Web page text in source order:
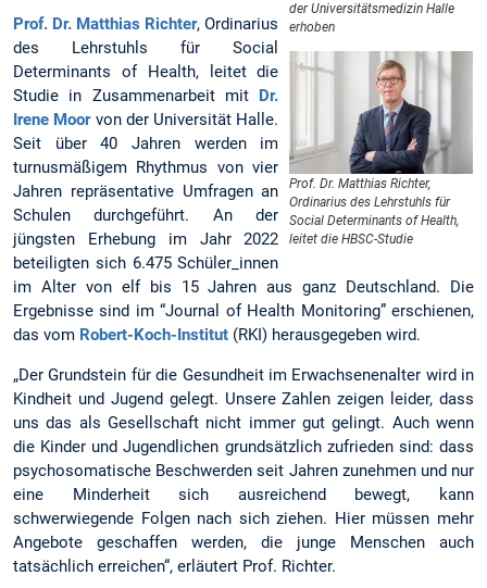
der Universitätsmedizin Halle
erhoben
Prof. Dr. Matthias Richter,
Ordinarius des Lehrstuhls für
Social Determinants of Health,
leitet die HBSC-Studie
Prof. Dr. Matthias Richter, Ordinarius
des Lehrstuhls für Social
Determinants of Health, leitet die
Studie in Zusammenarbeit mit Dr.
Irene Moorvon der Universität Halle.
Seit über 40 Jahren werden im
turnusmäßigem Rhythmus von vier
Jahren repräsentative Umfragen an
Schulen durchgeführt. An der
jüngsten Erhebung im Jahr 2022
beteiligten sich 6.475 Schüler_innen
im Alter von elf bis 15 Jahren aus ganz Deutschland. Die
Ergebnisse sind im “Journal of Health Monitoring” erschienen,
das vom Robert-Koch-Institut (RKI) herausgegeben wird.
„Der Grundstein für die Gesundheit im Erwachsenenalter wird in
Kindheit und Jugend gelegt. Unsere Zahlen zeigen leider, dass
uns das als Gesellschaft nicht immer gut gelingt. Auch wenn
die Kinder und Jugendlichen grundsätzlich zufrieden sind: dass
psychosomatische Beschwerden seit Jahren zunehmen und nur
eine Minderheit sich ausreichend bewegt, kann
schwerwiegende Folgen nach sich ziehen. Hier müssen mehr
Angebote geschaffen werden, die junge Menschen auch
tatsächlich erreichen“, erläutert Prof. Richter.